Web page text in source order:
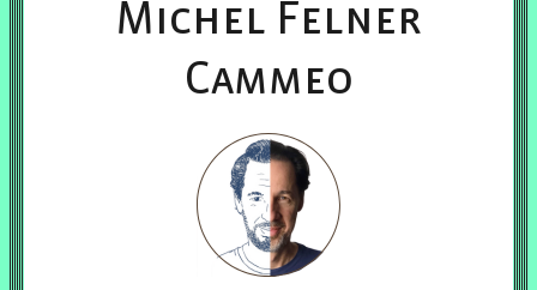
Michel Felner
Cammeo